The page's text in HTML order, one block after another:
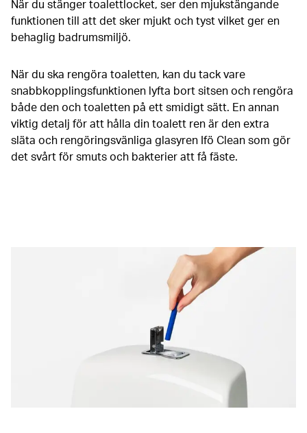
När du stänger toalettlocket, ser den mjukstängande
funktionen till att det sker mjukt och tyst vilket ger en
behaglig badrumsmiljö.
När du ska rengöra toaletten, kan du tack vare
snabbkopplingsfunktionen lyfta bort sitsen och rengöra
både den och toaletten på ett smidigt sätt. En annan
viktig detalj för att hålla din toalett ren är den extra
släta och rengöringsvänliga glasyren Ifö Clean som gör
det svårt för smuts och bakterier att få fäste.